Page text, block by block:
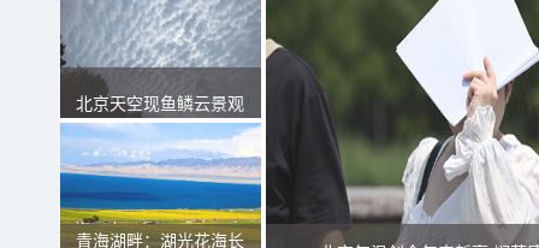
北京天空现鱼鳞云景观
青海湖畔：湖光花海长